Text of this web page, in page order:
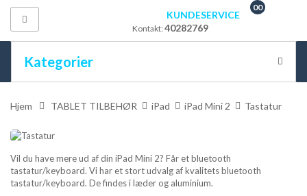
KUNDESERVICE
Kontakt: 40282769
00
Kategorier
MOBIL TILBEHØR
TABLET TILBEHØR
Toggle
navigation
Hjem > TABLET TILBEHØR > iPad > iPad Mini 2 > Tastatur
Vil du have mere ud af din iPad Mini 2? Får et bluetooth
tastatur/keyboard. Vi har et stort udvalg af kvalitets bluetooth
tastatur/keyboard. De findes i læder og aluminium.